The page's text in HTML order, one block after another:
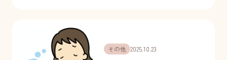
その他 2025.10.23